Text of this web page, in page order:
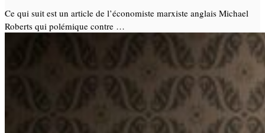
Ce qui suit est un article de l’économiste marxiste anglais Michael
Roberts qui polémique contre …